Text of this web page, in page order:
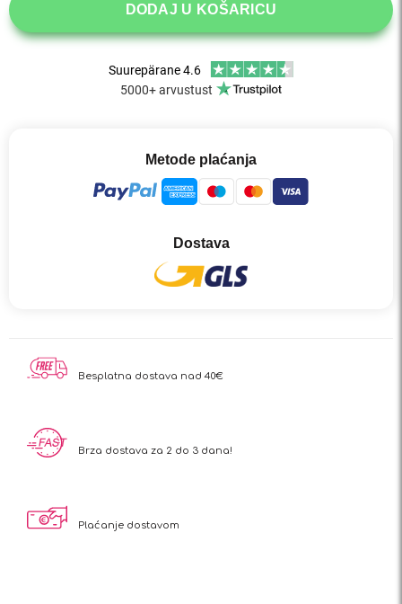
DODAJ U KOŠARICU
Metode plaćanja
Dostava
Besplatna dostava nad 40€
Brza dostava za 2 do 3 dana!
Plaćanje dostavom